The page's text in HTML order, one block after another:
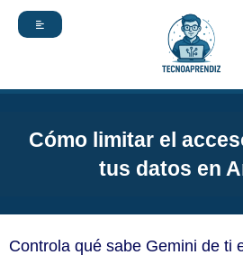
Cómo limitar el
tus datos en
Controla qué sabe Gemini de ti